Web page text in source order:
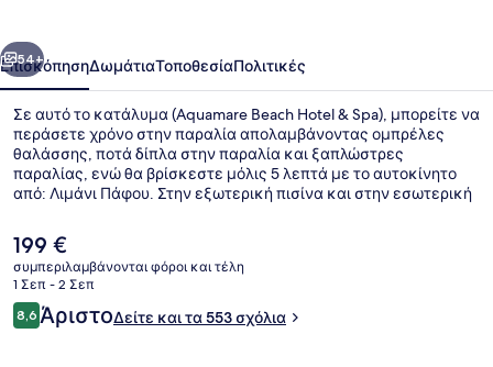
Επόμενο
54+
ΕπισκόπησηΔωμάτιαΤοποθεσίαΠολιτικές
Σε αυτό το κατάλυμα (Aquamare Beach Hotel & Spa), μπορείτε να
περάσετε χρόνο στην παραλία απολαμβάνοντας ομπρέλες
θαλάσσης, ποτά δίπλα στην παραλία και ξαπλώστρες
παραλίας, ενώ θα βρίσκεστε μόλις 5 λεπτά με το αυτοκίνητο
από: Λιμάνι Πάφου. Στην εξωτερική πισίνα και στην εσωτερική
έχουν όρεξη για περιποιήσεις μπορούν να επισκεφτούν το σπα
για να απολαύσουν βαθύ μασάζ ιστών, θεραπείες περιποίησης
προσώπου και περιτυλίξεις αποτοξίνωσης. Το εστιατόριο
(Kirke), ένα από τα 3 εστιατόρια, σερβίρει διεθνής κουζίνα και
είναι ανοικτό για πρωινό, μεσημεριανό και βραδινό. Θα βρείτε
ακόμη 2 μπαρ/lounge, μπαρ δίπλα στην πισίνα και health club.
Η
τρέχουσα
τιμή
είναι
199 €
199 €
συμπεριλαμβάνονται φόροι και τέλη
1 Σεπ - 2 Σεπ
Σχόλια
8,68,6 στα 10
ΆριστοΔείτε και τα 553 σχόλια